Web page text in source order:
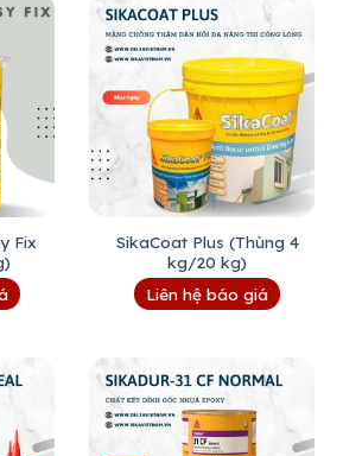
Fix
SikaCoat Plus (Thùng 4
kg/20 kg)
Liên hệ báo giá